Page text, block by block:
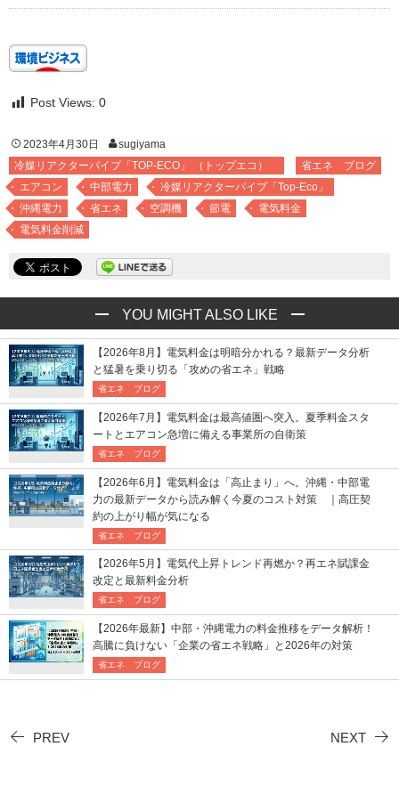
Post Views: 0
2023年4月30日
sugiyama
冷媒リアクターパイプ「TOP-ECO」 （トップエコ）
省エネ ブログ
エアコン
中部電力
冷媒リアクターパイプ「Top-Eco」
沖縄電力
省エネ 空調機 節電
電気料金
電気料金削減
YOU MIGHT ALSO LIKE
【2026年8月】電気料金は明暗分かれる？最新データ分析
と猛暑を乗り切る「攻めの省エネ」戦略
省エネ ブログ
【2026年7月】電気料金は最高値圏へ突入。夏季料金スタ
ートとエアコン急増に備える事業所の自衛策
省エネ ブログ
【2026年6月】電気料金は「高止まり」へ。沖縄・中部電
力の最新データから読み解く今夏のコスト対策 ｜高圧契
約の上がり幅が気になる
省エネ ブログ
【2026年5月】電気代上昇トレンド再燃か？再エネ賦課金
改定と最新料金分析
省エネ ブログ
【2026年最新】中部・沖縄電力の料金推移をデータ解析！
高騰に負けない「企業の省エネ戦略」と2026年の対策
省エネ ブログ
PREV NEXT